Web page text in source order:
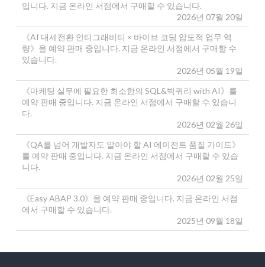
입니다. 지금 온라인 서점에서 구매할 수 있습니다.
2026년 07월 20일
《AI 대세전환 안티그래비티 × 바이브 코딩 압도적 업무 역
량》을 예약 판매 중입니다. 지금 온라인 서점에서 구매할 수
있습니다.
2026년 05월 19일
《마케팅 실무에 필요한 최소한의 SQL&빅쿼리 with AI》를
예약 판매 중입니다. 지금 온라인 서점에서 구매할 수 있습니
다.
2026년 02월 26일
《QA를 넘어 개발자도 알아야 할 AI 에이전트 품질 가이드》
를 예약 판매 중입니다. 지금 온라인 서점에서 구매할 수 있습
니다.
2026년 02월 25일
《Easy ABAP 3.0》을 예약 판매 중입니다. 지금 온라인 서점
에서 구매할 수 있습니다.
2025년 09월 18일